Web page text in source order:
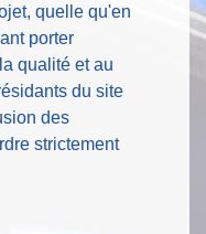
quelle qu'en
porter
qualité et au
du site
des
strictement